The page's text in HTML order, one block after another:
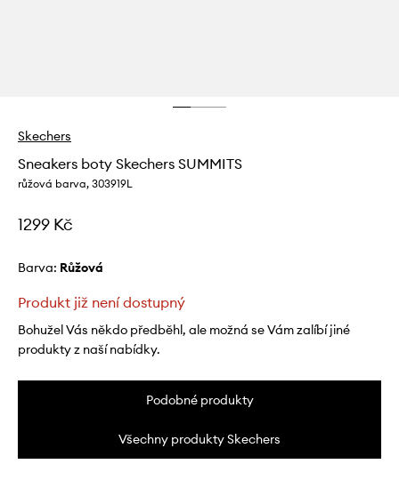
Skechers
Sneakers boty Skechers SUMMITS
růžová barva, 303919L
1299 Kč
Barva: růžová
Produkt již není dostupný
Bohužel Vás někdo předběhl, ale možná se Vám zalíbí jiné
produkty z naší nabídky.
Podobné produkty
Všechny produkty Skechers